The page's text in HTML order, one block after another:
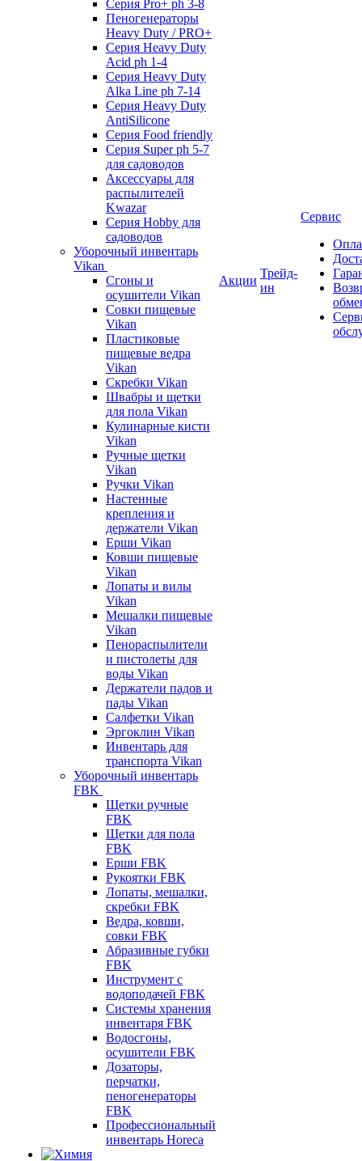
Серия Pro+ ph 3-8
Пеногенераторы
Heavy Duty / PRO+
Серия Heavy Duty
Acid ph 1-4
Серия Heavy Duty
Alka Line ph 7-14
Серия Heavy Duty
AntiSilicone
Серия Food friendly
Серия Super ph 5-7
для садоводов
Аксессуары для
распылителей
Kwazar
Серия Hobby для
садоводов
Уборочный инвентарь
Vikan
Сгоны и
осушители Vikan
Совки пищевые
Vikan
Пластиковые
пищевые ведра
Vikan
Скребки Vikan
Швабры и щетки
для пола Vikan
Кулинарные кисти
Vikan
Ручные щетки
Vikan
Ручки Vikan
Настенные
крепления и
держатели Vikan
Ерши Vikan
Ковши пищевые
Vikan
Лопаты и вилы
Vikan
Мешалки пищевые
Vikan
Пенораспылители
и пистолеты для
воды Vikan
Держатели падов и
пады Vikan
Салфетки Vikan
Эргоклин Vikan
Инвентарь для
транспорта Vikan
Уборочный инвентарь
FBK
Щетки ручные
FBK
Щетки для пола
FBK
Ерши FBK
Рукоятки FBK
Лопаты, мешалки,
скребки FBK
Ведра, ковши,
совки FBK
Абразивные губки
FBK
Инструмент с
водоподачей FBK
Системы хранения
инвентаря FBK
Водосгоны,
осушители FBK
Дозаторы,
перчатки,
пеногенераторы
FBK
Профессиональный
инвентарь Horeca
Акции
Трейд-
ин
Сервис